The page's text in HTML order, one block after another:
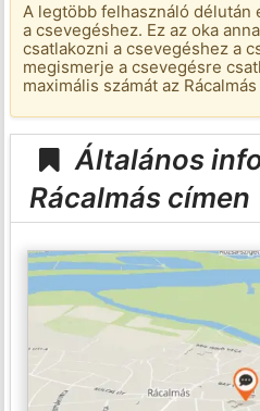
A legtöbb felhasználó délután
a csevegéshez. Ez az oka
csatlakozni a csevegéshez a
megismerje a csevegésre
maximális számát az
Általános
Rácalmás címen